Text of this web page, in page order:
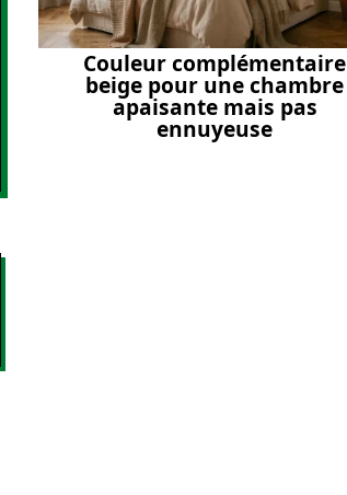
Couleur complémentaire
beige pour une chambre
apaisante mais pas
ennuyeuse